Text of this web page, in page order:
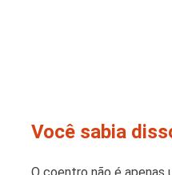
Você sabia